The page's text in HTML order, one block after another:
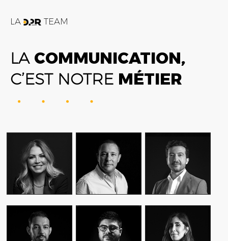
LA TEAM
LACOMMUNICATION,
C’EST NOTRE MÉTIER
FATIME ZOHRA
OUTAGHANI
CEO & FOUNDER
ALEX AXIOTIS
CEO & FOUNDER
AMIN FARES
GENERAL
MANAGER